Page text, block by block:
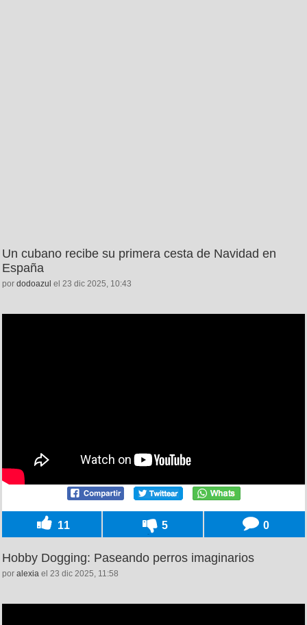
Un cubano recibe su primera cesta de Navidad en
España
por dodoazul el 23 dic 2025, 10:43
11 5 0
Hobby Dogging: Paseando perros imaginarios
por alexia el 23 dic 2025, 11:58